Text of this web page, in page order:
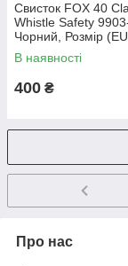
Свисток FOX 40
Whistle Safety
Чорний, Розмір
В наявності
400 ₴
Про нас